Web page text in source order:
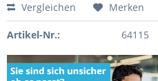
Vergleichen Merken
Artikel-Nr.: 64115